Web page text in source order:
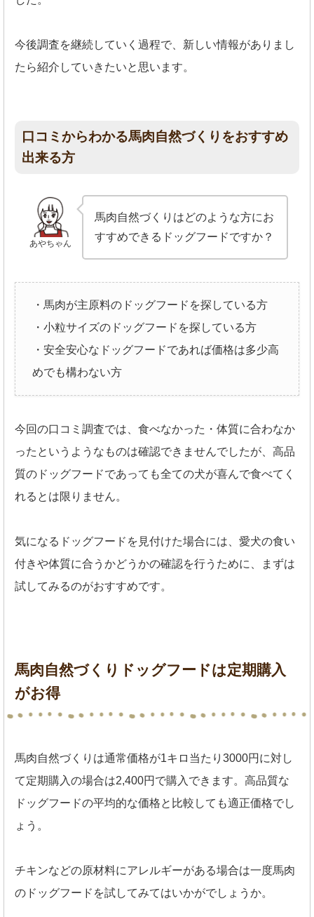
今後調査を継続していく過程で、新しい情報がありまし
たら紹介していきたいと思います。
口コミからわかる馬肉自然づくりをおすすめ
出来る方
あやちゃん
馬肉自然づくりはどのような方にお
すすめできるドッグフードですか？
・馬肉が主原料のドッグフードを探している方
・小粒サイズのドッグフードを探している方
・安全安心なドッグフードであれば価格は多少高
めでも構わない方
今回の口コミ調査では、食べなかった・体質に合わなか
ったというようなものは確認できませんでしたが、高品
質のドッグフードであっても全ての犬が喜んで食べてく
れるとは限りません。
気になるドッグフードを見付けた場合には、愛犬の食い
付きや体質に合うかどうかの確認を行うために、まずは
試してみるのがおすすめです。
馬肉自然づくりドッグフードは定期購入
がお得
馬肉自然づくりは通常価格が1キロ当たり3000円に対し
て定期購入の場合は2,400円で購入できます。高品質な
ドッグフードの平均的な価格と比較しても適正価格でし
ょう。
チキンなどの原材料にアレルギーがある場合は一度馬肉
のドッグフードを試してみてはいかがでしょうか。